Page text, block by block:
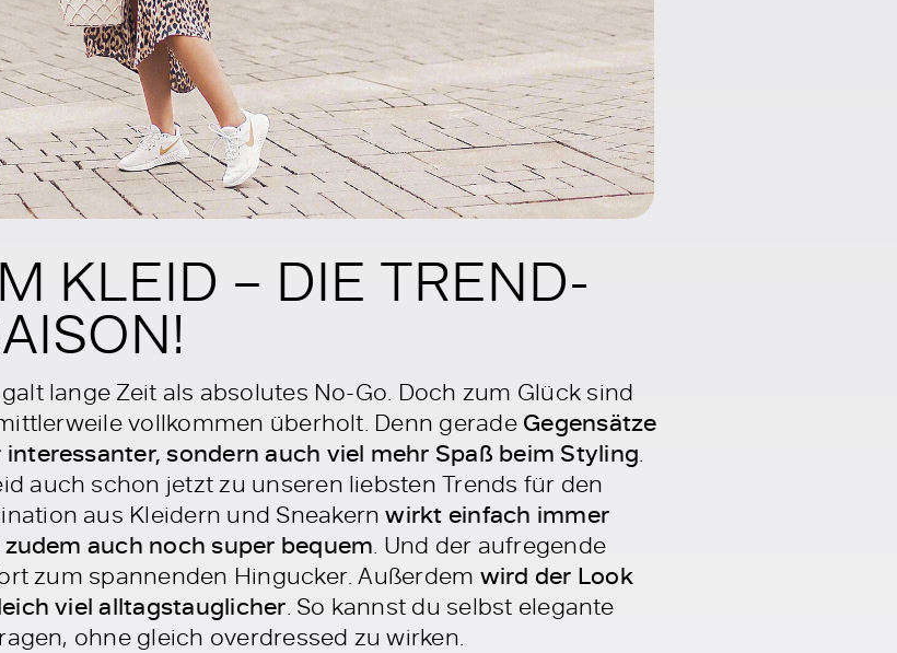
KLEID – DIE TREND-
lange Zeit als absolutes No-Go. Doch zum Glück sind
vollkommen überholt. Denn gerade Gegensätze
sondern auch viel mehr Spaß beim Styling
auch schon jetzt zu unseren liebsten Trends für den
aus Kleidern und Sneakernwirkt einfach immer
auch noch super bequem . Und der aufregende
zum spannenden Hingucker. Außerdem wird der Look
viel alltagstauglicher . So kannst du selbst elegante
ohne gleich overdressed zu wirken.